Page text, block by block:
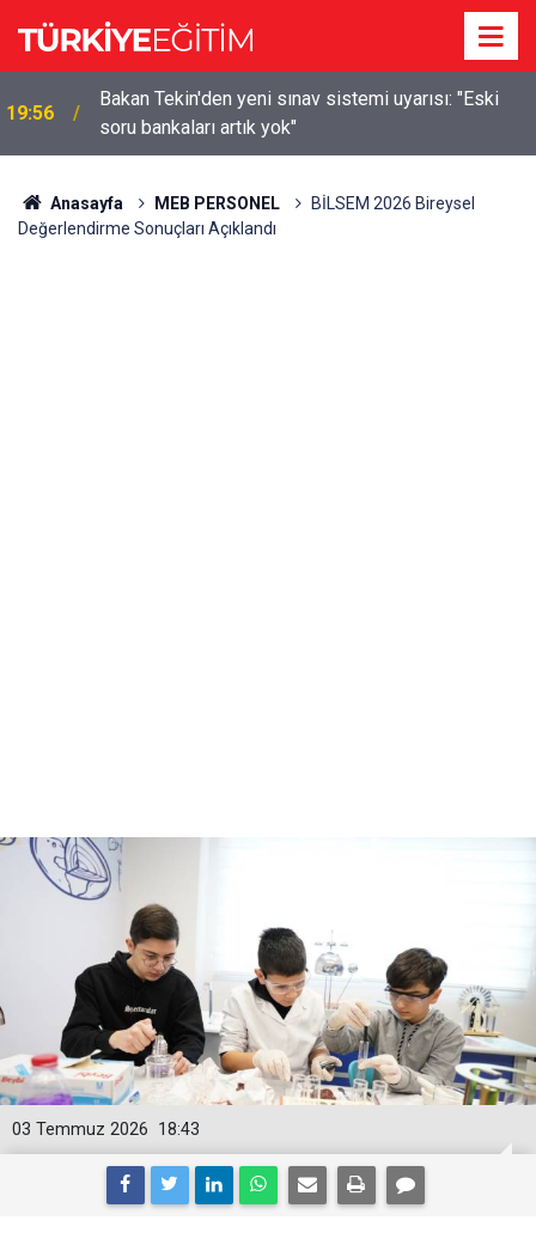
19:56
Bakan Tekin'den yeni sınav sistemi uyarısı: "Eski
soru bankaları artık yok"
Anasayfa MEB PERSONEL
BİLSEM 2026 Bireysel
Değerlendirme Sonuçları Açıklandı
18:43
03 Temmuz 2026